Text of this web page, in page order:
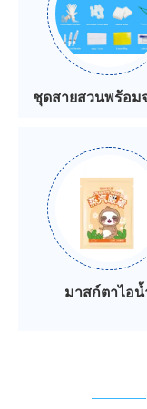
ชุดสายสวนพร้อม
มาสก์ตาไอน้